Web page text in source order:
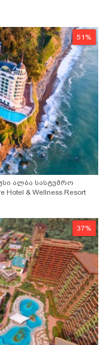
51%
ალბა სასტუმრო
Hotel & Wellness Resort
37%